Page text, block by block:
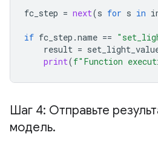
fc_step = next(s for s in
if fc_step .name ==
result =
print(f"Function
Шаг 4: Отправьте
модель.